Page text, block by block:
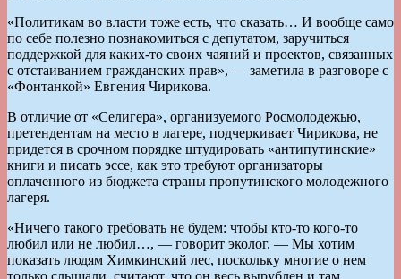
«Политикам во власти тоже есть, что сказать… И вообще само
по себе полезно познакомиться с депутатом, заручиться
поддержкой для каких-то своих чаяний и проектов, связанных
с отстаиванием гражданских прав», — заметила в разговоре с
«Фонтанкой» Евгения Чирикова.
В отличие от «Селигера», организуемого Росмолодежью,
претендентам на место в лагере, подчеркивает Чирикова, не
придется в срочном порядке штудировать «антипутинские»
книги и писать эссе, как это требуют организаторы
оплаченного из бюджета страны пропутинского молодежного
лагеря.
«Ничего такого требовать не будем: чтобы кто-то кого-то
любил или не любил…, — говорит эколог. — Мы хотим
показать людям Химкинский лес, поскольку многие о нем
только слышали, считают, что он весь вырублен и там